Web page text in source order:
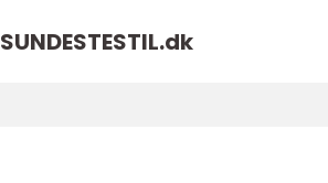
SUNDESTESTIL.dk